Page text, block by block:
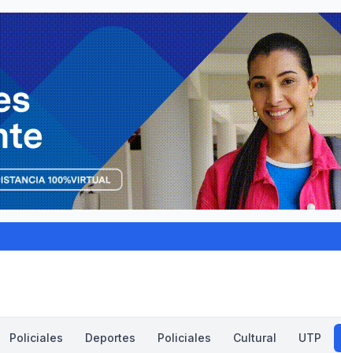
Policiales Deportes Policiales Cultural UTP